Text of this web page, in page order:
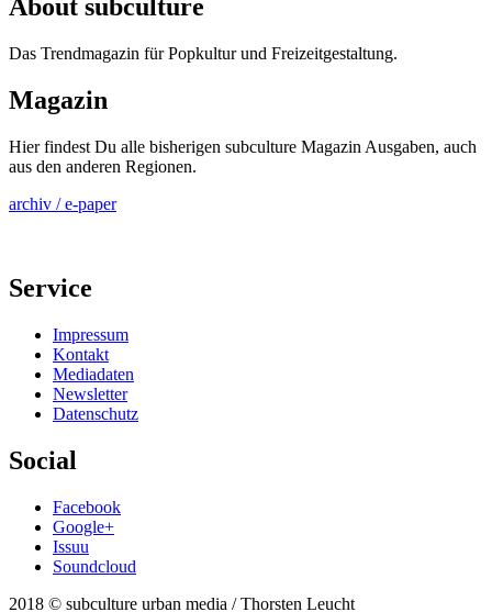
About subculture
Das Trendmagazin für Popkultur und Freizeitgestaltung.
Magazin
Hier findest Du alle bisherigen subculture Magazin Ausgaben, auch
aus den anderen Regionen.
archiv / e-paper
Service
Impressum
Kontakt
Mediadaten
Newsletter
Datenschutz
Social
Facebook
Google+
Issuu
Soundcloud
2018 © subculture urban media / Thorsten Leucht